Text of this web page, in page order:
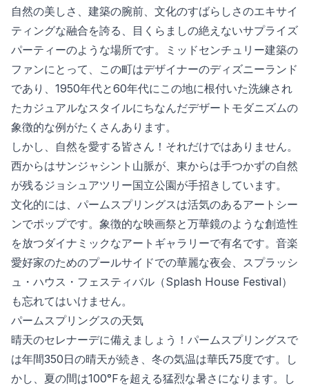
自然の美しさ、建築の腕前、文化のすばらしさのエキサイ
ティングな融合を誇る、目くらましの絶えないサプライズ
パーティーのような場所です。ミッドセンチュリー建築の
ファンにとって、この町はデザイナーのディズニーランド
であり、1950年代と60年代にこの地に根付いた洗練され
たカジュアルなスタイルにちなんだデザートモダニズムの
象徴的な例がたくさんあります。
しかし、自然を愛する皆さん！それだけではありません。
西からはサンジャシント山脈が、東からは手つかずの自然
が残るジョシュアツリー国立公園が手招きしています。
文化的には、パームスプリングスは活気のあるアートシー
ンでポップです。象徴的な映画祭と万華鏡のような創造性
を放つダイナミックなアートギャラリーで有名です。音楽
愛好家のためのプールサイドでの華麗な夜会、スプラッシ
ュ・ハウス・フェスティバル（Splash House Festival）
も忘れてはいけません。
パームスプリングスの天気
晴天のセレナーデに備えましょう！パームスプリングスで
は年間350日の晴天が続き、冬の気温は華氏75度です。し
かし、夏の間は100°Fを超える猛烈な暑さになります。し